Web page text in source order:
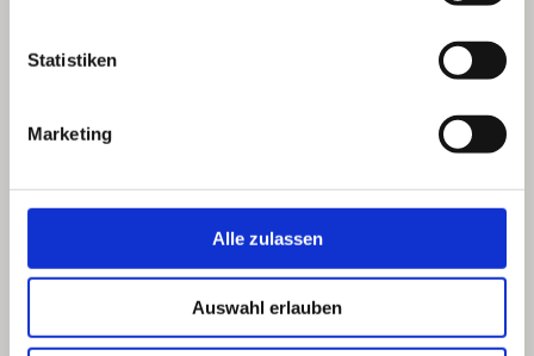
Statistiken
Marketing
Alle zulassen
Auswahl erlauben